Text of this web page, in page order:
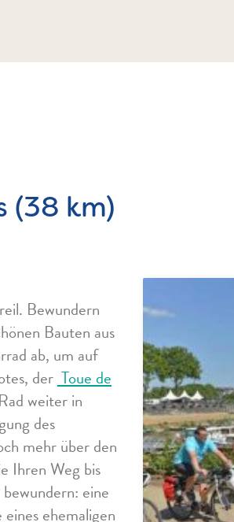
(38 km)
Bewundern
Bauten aus
ab, um auf
der Toue de
weiter in
des
mehr über den
Ihren Weg bis
bewundern: eine
ehemaligen